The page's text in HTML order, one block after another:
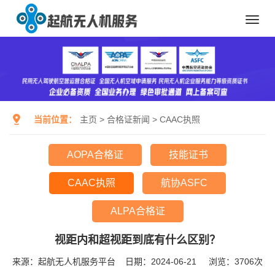
当前位置： 主页 > 合格证新闻 > CAAC执照
AOPA合格证 技能证书
CAAC执照 航协ASFC
ALPA合格证
视距内和超视距到底有什么区别？
来源：起航无人机服务平台 日期：2024-06-21 浏览： 3706次